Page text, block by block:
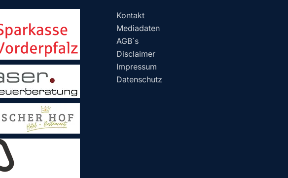
Kontakt
Mediadaten
AGB´s
Disclaimer
Impressum
Datenschutz